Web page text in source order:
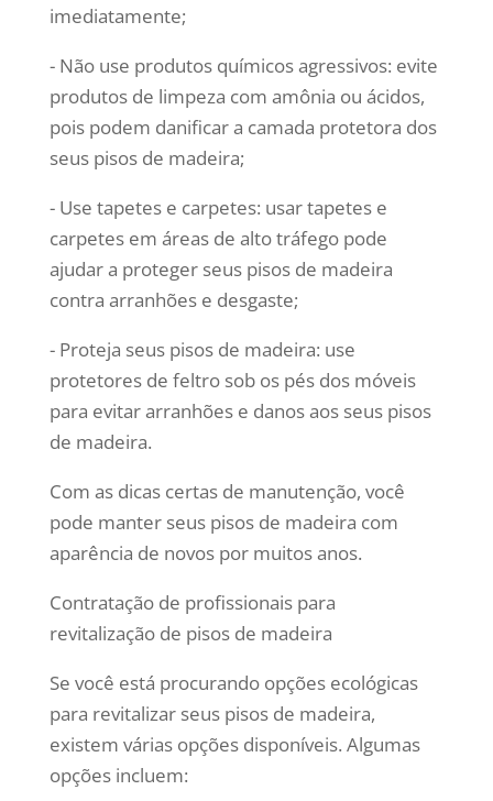
imediatamente;
- Não use produtos químicos agressivos: evite
produtos de limpeza com amônia ou ácidos,
pois podem danificar a camada protetora dos
seus pisos de madeira;
- Use tapetes e carpetes: usar tapetes e
carpetes em áreas de alto tráfego pode
ajudar a proteger seus pisos de madeira
contra arranhões e desgaste;
- Proteja seus pisos de madeira: use
protetores de feltro sob os pés dos móveis
para evitar arranhões e danos aos seus pisos
de madeira.
Com as dicas certas de manutenção, você
pode manter seus pisos de madeira com
aparência de novos por muitos anos.
Contratação de profissionais para
revitalização de pisos de madeira
Se você está procurando opções ecológicas
para revitalizar seus pisos de madeira,
existem várias opções disponíveis. Algumas
opções incluem: